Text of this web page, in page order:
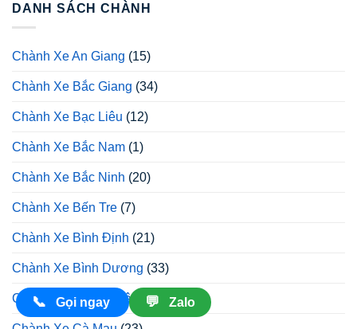
📞 Gọi ngay 💬 Zalo
DANH SÁCH CHÀNH
Chành Xe An Giang (15)
Chành Xe Bắc Giang (34)
Chành Xe Bạc Liêu (12)
Chành Xe Bắc Nam (1)
Chành Xe Bắc Ninh (20)
Chành Xe Bến Tre (7)
Chành Xe Bình Định (21)
Chành Xe Bình Dương (33)
Chành Xe Bình Thuận (20)